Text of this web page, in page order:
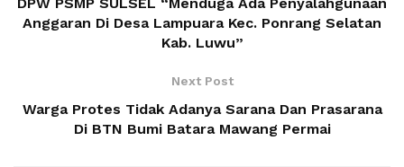
Anggaran Di Desa Lampuara Kec. Ponrang Selatan
Kab. Luwu”
Next Post
Warga Protes Tidak Adanya Sarana Dan Prasarana
Di BTN Bumi Batara Mawang Permai